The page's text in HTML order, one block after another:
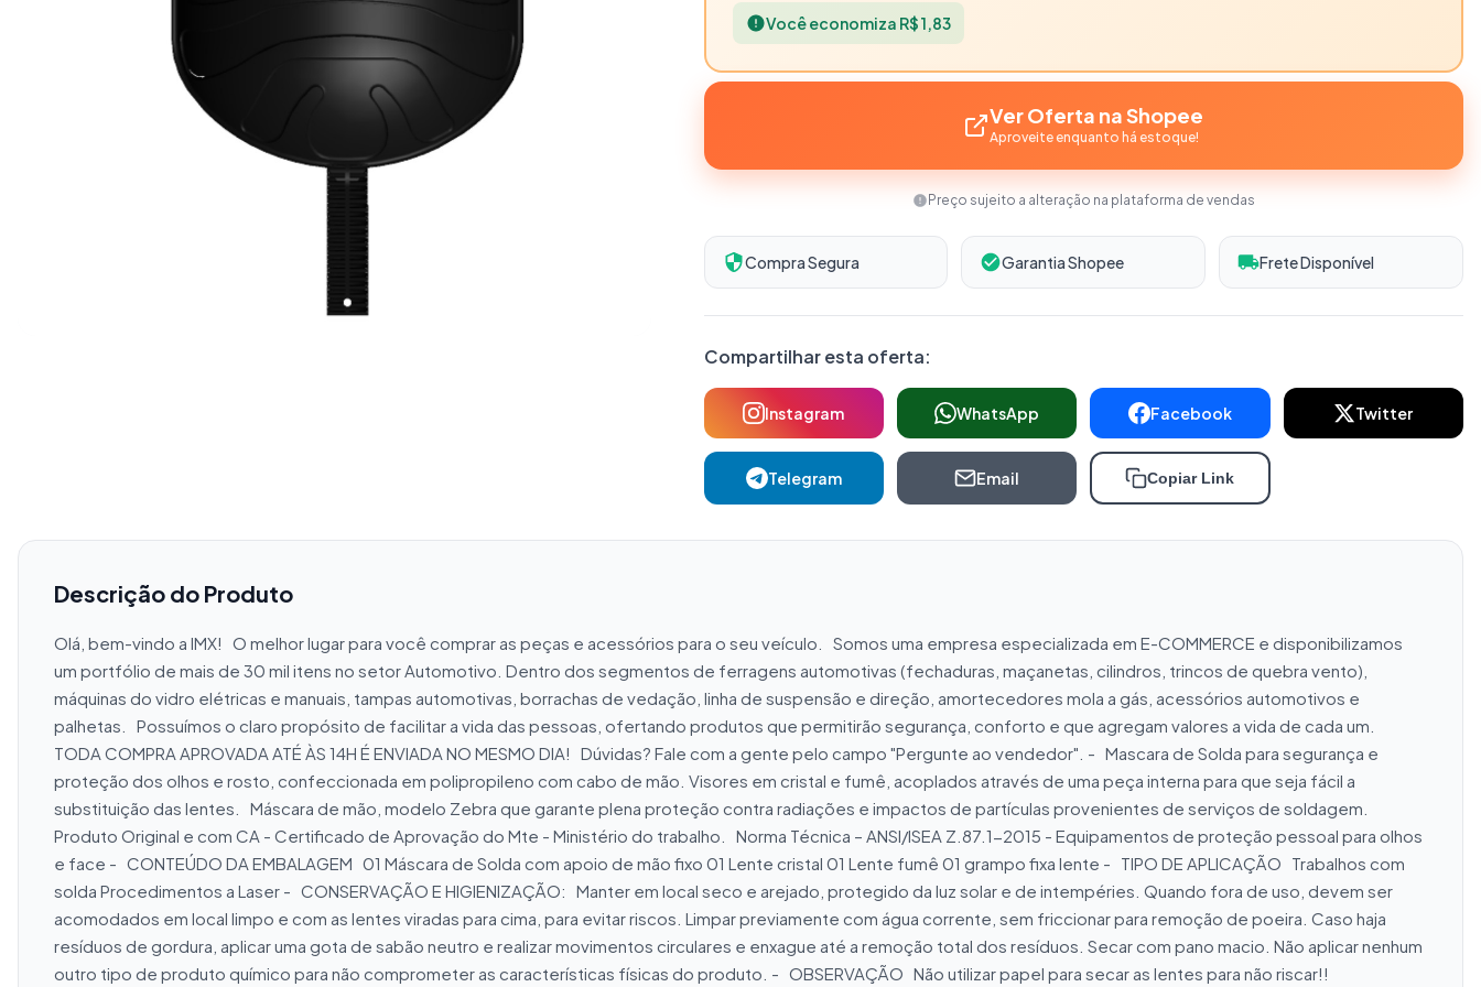
Você economiza R$ 1,83
Ver Oferta na Shopee
Aproveite enquanto há estoque!
Preço sujeito a alteração na plataforma de vendas
Compra Segura Garantia Shopee Frete Disponível
Compartilhar esta oferta:
Instagram WhatsApp Facebook Twitter
Telegram Email Copiar Link
Descrição do Produto
Olá, bem-vindo a IMX!   O melhor lugar para você comprar as peças e acessórios para o seu veículo.   Somos uma empresa especializada em E-COMMERCE e disponibilizamos
um portfólio de mais de 30 mil itens no setor Automotivo. Dentro dos segmentos de ferragens automotivas (fechaduras, maçanetas, cilindros, trincos de quebra vento),
máquinas do vidro elétricas e manuais, tampas automotivas, borrachas de vedação, linha de suspensão e direção, amortecedores mola a gás, acessórios automotivos e
palhetas.   Possuímos o claro propósito de facilitar a vida das pessoas, ofertando produtos que permitirão segurança, conforto e que agregam valores a vida de cada um.
TODA COMPRA APROVADA ATÉ ÀS 14H É ENVIADA NO MESMO DIA!   Dúvidas? Fale com a gente pelo campo "Pergunte ao vendedor". -   Mascara de Solda para segurança e
proteção dos olhos e rosto, confeccionada em polipropileno com cabo de mão. Visores em cristal e fumê, acoplados através de uma peça interna para que seja fácil a
substituição das lentes.   Máscara de mão, modelo Zebra que garante plena proteção contra radiações e impactos de partículas provenientes de serviços de soldagem.
Produto Original e com CA - Certificado de Aprovação do Mte - Ministério do trabalho.   Norma Técnica – ANSI/ISEA Z.87.1-2015 - Equipamentos de proteção pessoal para olhos
e face -   CONTEÚDO DA EMBALAGEM   01 Máscara de Solda com apoio de mão fixo 01 Lente cristal 01 Lente fumê 01 grampo fixa lente -   TIPO DE APLICAÇÃO   Trabalhos com
solda Procedimentos a Laser -   CONSERVAÇÃO E HIGIENIZAÇÃO:   Manter em local seco e arejado, protegido da luz solar e de intempéries. Quando fora de uso, devem ser
acomodados em local limpo e com as lentes viradas para cima, para evitar riscos. Limpar previamente com água corrente, sem friccionar para remoção de poeira. Caso haja
resíduos de gordura, aplicar uma gota de sabão neutro e realizar movimentos circulares e enxague até a remoção total dos resíduos. Secar com pano macio. Não aplicar nenhum
outro tipo de produto químico para não comprometer as características físicas do produto. -   OBSERVAÇÃO   Não utilizar papel para secar as lentes para não riscar!!